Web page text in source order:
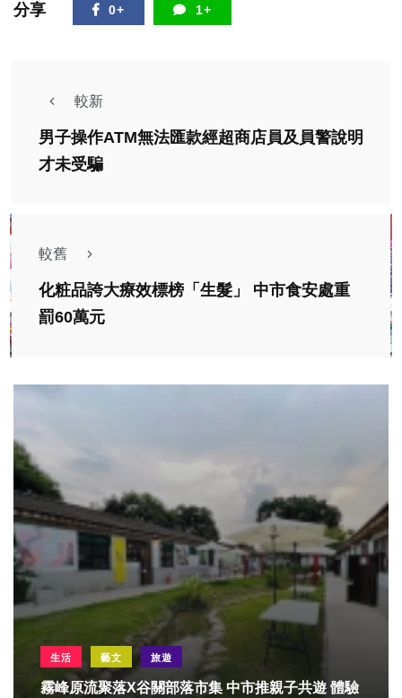
分享 0+ 1+
較新
男子操作ATM無法匯款經超商店員及員警說明
才未受騙
較舊
化粧品誇大療效標榜「生髮」 中市食安處重
罰60萬元
生活 藝文 旅遊
霧峰原流聚落X谷關部落市集 中市推親子共遊 體驗